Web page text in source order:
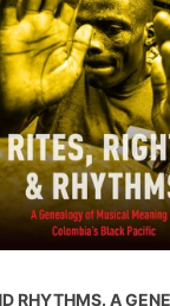
RHYTHMS. A